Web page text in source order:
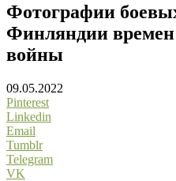
Фотографии
Финляндии
войны
09.05.2022
Pinterest
Linkedin
Email
Tumblr
Telegram
VK